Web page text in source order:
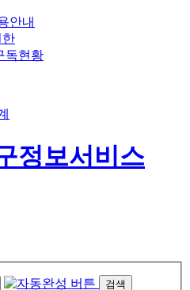
안내
한
독현황
검색